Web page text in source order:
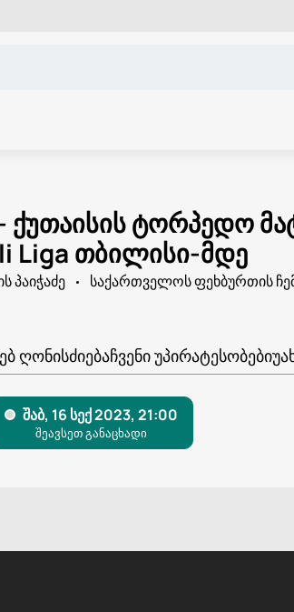
ტორპედო
Liga თბილისი-მდე
პაიჭაძე
საქართველოს ფეხბურთის
ᲦᲝᲜᲘᲡᲫᲘᲔᲑᲐᲩᲕᲔᲜᲘ ᲣᲞᲘᲠᲐᲢᲔᲡᲝᲑᲔᲑᲘ